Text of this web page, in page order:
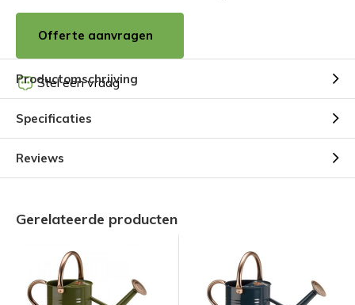
Offerte aanvragen
Stel een vraag
Productomschrijving
Specificaties
Reviews
Gerelateerde producten